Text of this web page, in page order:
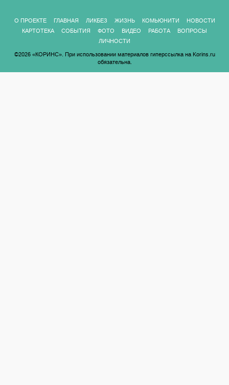
О ПРОЕКТЕ ГЛАВНАЯ ЛИКБЕЗ ЖИЗНЬ КОМЬЮНИТИ
НОВОСТИ
КАРТОТЕКА
СОБЫТИЯ ФОТО ВИДЕО РАБОТА
ВОПРОСЫ
ЛИЧНОСТИ
©2026 «КОРИНС». При использовании материалов гиперссылка на Korins.ru
обязательна.